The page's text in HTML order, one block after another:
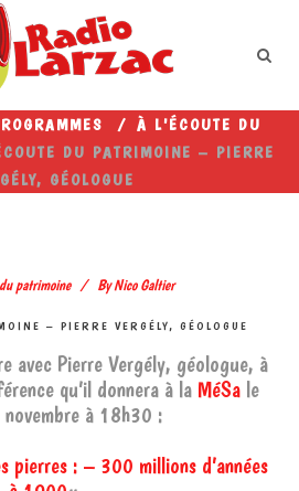
/ À L'ÉCOUTE DU
DU PATRIMOINE – PIERRE
GÉOLOGUE
patrimoine By Nico Galtier
– PIERRE VERGÉLY, GÉOLOGUE
avec Pierre Vergély, géologue, à
qu’il donnera à la MéSa le
à 18h30 :
pierres : – 300 millions d’années